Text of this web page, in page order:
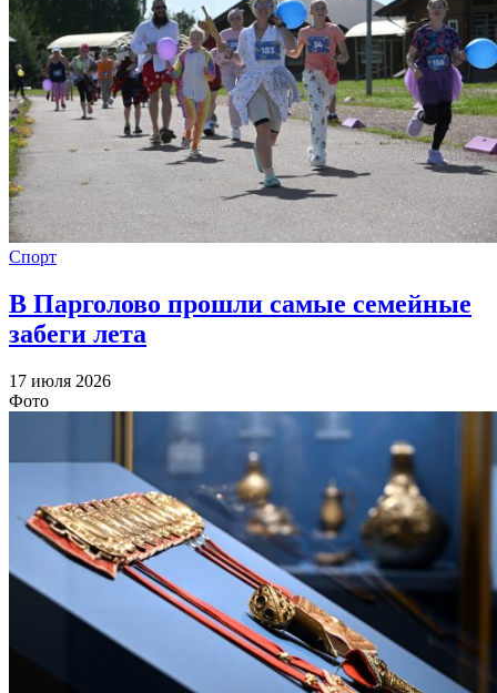
Спорт
В Парголово прошли самые семейные
забеги лета
17 июля 2026
Фото